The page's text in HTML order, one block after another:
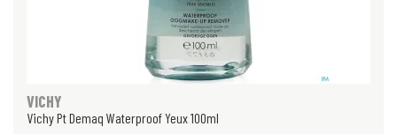
VICHY
Vichy Pt Demaq Waterproof Yeux 100ml